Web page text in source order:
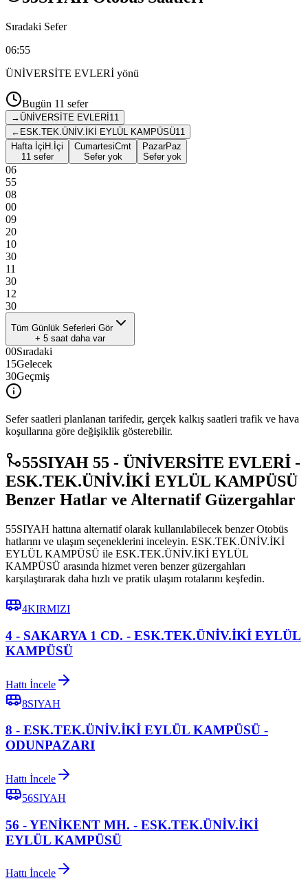
Sıradaki Sefer
06:55
ÜNİVERSİTE EVLERİ yönü
Bugün 11 sefer
→ ÜNİVERSİTE EVLERİ 11
← ESK.TEK.ÜNİV.İKİ EYLÜL KAMPÜSÜ11
Hafta İçi H.İçi
11 sefer
CumartesiCmt
Sefer yok
PazarPaz
Sefer yok
06
55
08
00
09
20
10
30
11
30
12
30
Tüm Günlük Seferleri Gör
+ 5 saat daha var
00Sıradaki
15Gelecek
30Geçmiş
Sefer saatleri planlanan tarifedir, gerçek kalkış saatleri trafik ve hava
koşullarına göre değişiklik gösterebilir.
55SIYAH 55 - ÜNİVERSİTE EVLERİ -
ESK.TEK.ÜNİV.İKİ EYLÜL KAMPÜSÜ
Benzer Hatlar ve Alternatif Güzergahlar
55SIYAH hattına alternatif olarak kullanılabilecek benzer Otobüs
hatlarını ve ulaşım seçeneklerini inceleyin. ESK.TEK.ÜNİV.İKİ
EYLÜL KAMPÜSÜ ile ESK.TEK.ÜNİV.İKİ EYLÜL
KAMPÜSÜ arasında hizmet veren benzer güzergahları
karşılaştırarak daha hızlı ve pratik ulaşım rotalarını keşfedin.
4KIRMIZI
4 - SAKARYA 1 CD. - ESK.TEK.ÜNİV.İKİ EYLÜL
KAMPÜSÜ
Hattı İncele
8SIYAH
8 - ESK.TEK.ÜNİV.İKİ EYLÜL KAMPÜSÜ -
ODUNPAZARI
Hattı İncele
56SIYAH
56 - YENİKENT MH. - ESK.TEK.ÜNİV.İKİ
EYLÜL KAMPÜSÜ
Hattı İncele